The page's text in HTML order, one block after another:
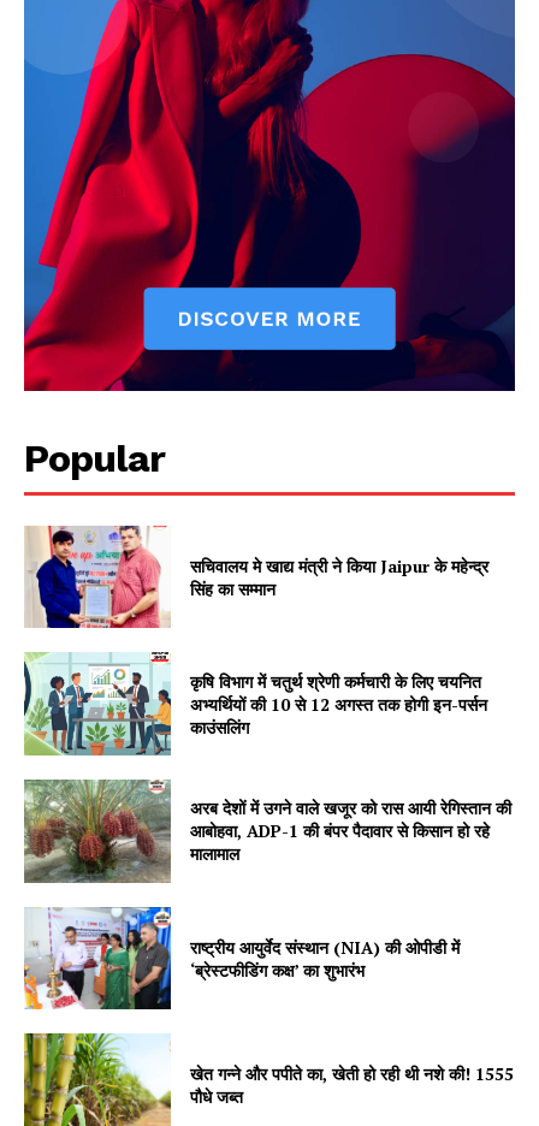
Jagruk Janta
Vishwasniya Hindi Akhbaar
Company
Contact us
Subscription Plans
My account
Popular
सचिवालय मे खाद्य मंत्री ने किया Jaipur के महेन्द्र
सिंह का सम्मान
कृषि विभाग में चतुर्थ श्रेणी कर्मचारी के लिए चयनित
अभ्यर्थियों की 10 से 12 अगस्त तक होगी इन-पर्सन
काउंसलिंग
अरब देशों में उगने वाले खजूर को रास आयी रेगिस्तान की
आबोहवा, ADP-1 की बंपर पैदावार से किसान हो रहे
मालामाल
राष्ट्रीय आयुर्वेद संस्थान (NIA) की ओपीडी में
‘ब्रेस्टफीडिंग कक्ष’ का शुभारंभ
खेत गन्ने और पपीते का, खेती हो रही थी नशे की! 1555
पौधे जब्त